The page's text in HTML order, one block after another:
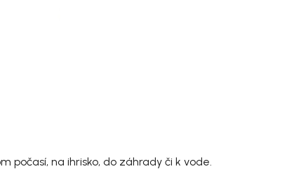
počasí, na ihrisko, do záhrady či k vode.